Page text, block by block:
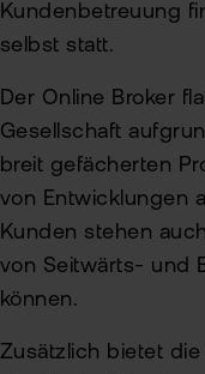
Kundenbetreuung
selbst statt.
Der Online Broker
Gesellschaft
breit gefächerten
von Entwicklungen
Kunden stehen
von Seitwärts- und
können.
Zusätzlich bietet die